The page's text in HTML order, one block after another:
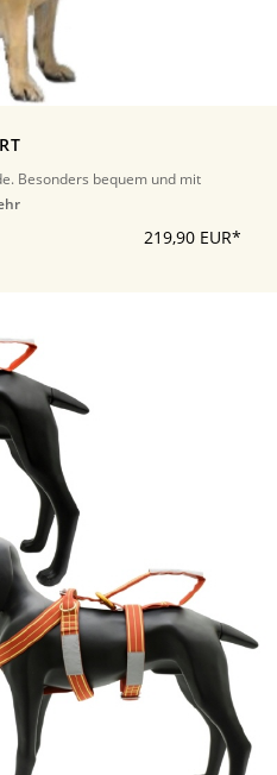
Besonders bequem und mit
219,90 EUR*